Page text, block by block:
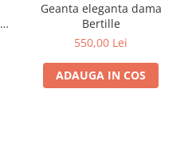
Geanta eleganta dama
Bertille
550,00 Lei
ADAUGA IN COS